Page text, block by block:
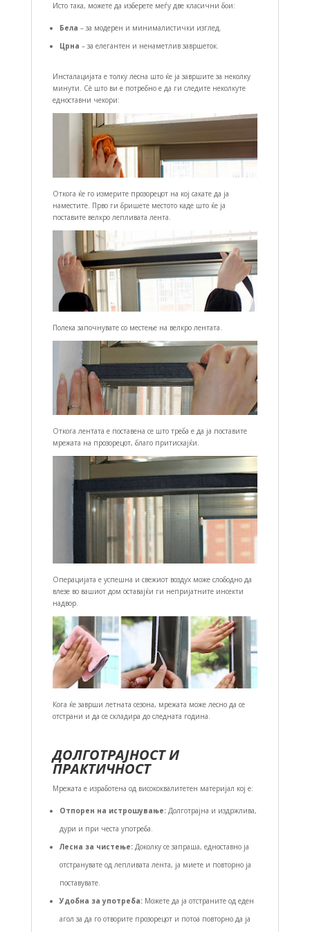
Исто така, можете да изберете меѓу две класични бои:
Бела – за модерен и минималистички изглед.
Црна – за елегантен и ненаметлив завршеток.
Инсталацијата е толку лесна што ќе ја завршите за неколку
минути. Сè што ви е потребно е да ги следите неколкуте
едноставни чекори:
Откога ќе го измерите прозорецот на кој сакате да ја
наместите. Прво ги бришете местото каде што ќе ја
поставите велкро лепливата лента.
Полека започнувате со местење на велкро лентата.
Откога лентата е поставена се што треба е да ја поставите
мрежата на прозорецот, благо притискајќи.
Операцијата е успешна и свежиот воздух може слободно да
влезе во вашиот дом оставајќи ги непријатните инсекти
надвор.
Кога ќе заврши летната сезона, мрежата може лесно да се
отстрани и да се складира до следната година.
ДОЛГОТРАЈНОСТ И
ПРАКТИЧНОСТ
Мрежата е изработена од висококвалитетен материјал кој е:
Отпорен на истрошување:Долготрајна и издржлива,
дури и при честа употреба.
Лесна за чистење:Доколку се запраша, едноставно ја
отстранувате од лепливата лента, ја миете и повторно ја
поставувате.
Удобна за употреба:Можете да ја отстраните од еден
агол за да го отворите прозорецот и потоа повторно да ја